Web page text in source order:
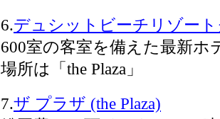
6.デュシットビーチリゾート
600室の客室を備えた最新ホ
場所は「the Plaza」
7.ザ プラザ (the Plaza)